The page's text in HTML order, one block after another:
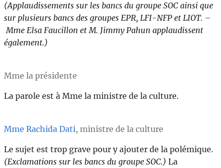
(Applaudissements sur les bancs du groupe SOC ainsi que
sur plusieurs bancs des groupes EPR, LFI-NFP et LIOT. –
Mme Elsa Faucillon et M. Jimmy Pahun applaudissent
également.)
Mme la présidente
La parole est à Mme la ministre de la culture.
Mme Rachida Dati, ministre de la culture
Le sujet est trop grave pour y ajouter de la polémique.
(Exclamations sur les bancs du groupe SOC.) La